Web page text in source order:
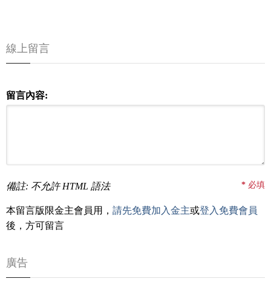
線上留言
留言內容:
備註: 不允許 HTML 語法 * 必填
本留言版限金主會員用， 請先免費加入金主或登入免費會員
後，方可留言
廣告